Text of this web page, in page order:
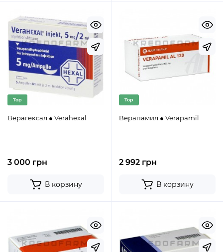
Top
Верагексал ● Verahexal
3 000 грн
В корзину
Top
Верапамил ● Verapamil
2 992 грн
В корзину